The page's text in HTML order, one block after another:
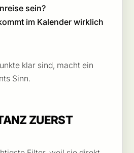
sein?
im Kalender wirklich
klar sind, macht ein
Sinn.
ZUERST